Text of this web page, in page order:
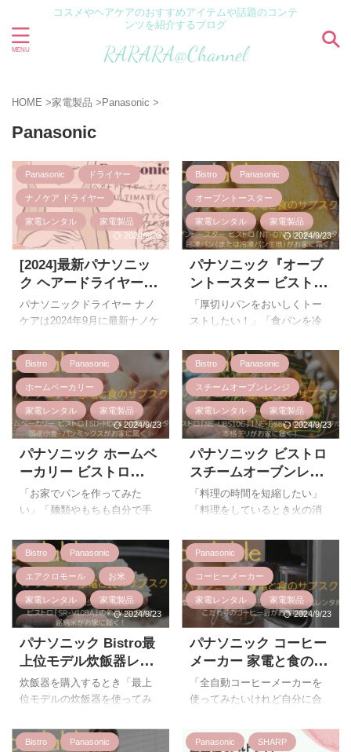
コスメやヘアケアのおすすめアイテムや話題のコンテ
ンツを紹介するブログ
HOME >家電製品 > Panasonic >
Panasonic
Panasonic ドライヤー
ナノケア ドライヤー
家電レンタル
家電製品
2024/9/23
[2024]最新パナソニッ
ク ヘアードライヤー ナ
ノケア ULTIMATE おす
すめナノケアシリーズ
パナソニックドライヤー ナノ
ケアは2024年9月に最新ナノケ
売しました。 『パナソニック
ドライヤー ナノケア
ULTIMATE』は、今までのナノ
ケアシリーズ史上一番高い髪
ケア効果があるナノイーを搭
載したヘアードライヤーで
す。 進化した「高浸透ナノイ
ー(第2世代)」や「パーソナル
搭載し『EH-NC80』には付属
品もセットになっており、よ
っています。 日本に住む方は
季節で髪のお悩みが変化して
しまうことに悩んでいること
も多く ...
Bistro Panasonic
オーブントースター
家電レンタル 家電製品
食べ物
2024/9/23
パナソニック『オーブ
ントースター ビストロ
NT-D700』と冷凍パン
や冷凍パン生地が届
はふんわりでおいしい
パン「foodable」
「厚切りパンをおいしくトー
ストしたい！」「食パンを冷
「自動でおいしく焼き上げて
欲しい」このような悩みがあ
る方におすすめなのが『パナ
ソニック オーブントースター
ビストロ NT-D700』です。 パ
ンはトーストの仕方でよりお
いしさが引き立つので、どう
いう焼き上がりになるのかは
ポイントですよね。 パナソニ
ック「foodable」では『パナソ
ストロ NT-D700』の新品レン
タルが月額3,980円(税込・送料
込)でできるので人気の ...
Bistro Panasonic
ホームベーカリー
家電レンタル 家電製品
食べ物
2024/9/23
パナソニック ホームベ
ーカリー ビストロ
「SD-MDX4」新品機器
レンタルと国産小麦や
く！「foodable」で家
電と食を楽しもう！
「お家でパンを作ってみた
い」「麺類やもちも自分で手
る方におすすめしたいのが、
パナソニック「foodable」のホ
ームベーカリー ビストロ
「SD-MDX4」の新品レンタル
できるコースです！ ホームベ
ーカリーでのパンづくりに興
味はあるけれど体験してから
購入を検討したいと考えてい
であるパナソニック ホームベ
ーカリー ビストロを新品レン
ね。 家電レンタルを利用すれ
Bistro Panasonic
スチームオーブンレンジ
家電レンタル 家電製品
食べ物
2024/9/23
パナソニック ビストロ
スチームオーブンレン
ジと本格デリが家に届
いて試せる！ パナソニ
「料理の時間を短縮したい」
「料理をしているとき火の消
しい料理を作りたい」「多機
能オーブンレンジの購入を検
討しているけれど使いこなせ
るか不安」料理をするしない
に関わらず食事を作ることに
悩みがある方は多いのではな
いでしょうか？ これらのよう
な料理に対してのお悩みがあ
「パナソニック スチームオー
ブンレンジBistroと本格デリ」
る”家電と食のサブスク
Bistro Panasonic
エアクロモール お米
家電レンタル 家電製品
炊飯器 食べ物
2024/9/23
パナソニック Bistro最
上位モデル炊飯器レン
タルと銘柄米の定期宅
配！新品レンタルがで
してみよう 単身赴任や
炊飯器を購入するとき「最上
位モデルの炊飯器を使ってみ
を感じてから購入したい」こ
のような悩みを感じたことは
Panasonic
コーヒーメーカー
家電レンタル
家電製品
2024/9/23
パナソニック コーヒー
メーカー 家電と食のサ
ブスク「foodable」で
新品レンタルしよう デ
ーヒー豆も一緒に届く
「全自動コーヒーメーカーを
使ってみたいけれど自分に合
メーカーをお試しで使ってみ
たい」こんなお悩みをもって
Bistro Panasonic Panasonic SHARP